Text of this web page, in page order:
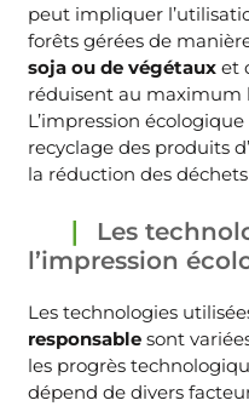
peut impliquer
forêts gérées de
soja ou de végétaux et
réduisent au maximum
L’impression
recyclage des produits
la réduction des
Les
l’impression
Les technologies
responsable sont
les progrès
dépend de divers